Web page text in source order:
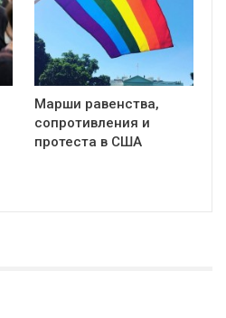
Марши равенства,
сопротивления и
протеста в США